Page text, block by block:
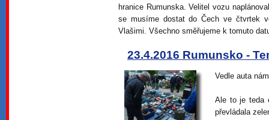
hranice Rumunska. Velitel vozu
se musíme dostat do Čech ve čtvrtek
Vlašimi. Všechno směřujeme k tomuto
23.4.2016 Rumunsko -
Vedle auta
Ale to je teda
převládala